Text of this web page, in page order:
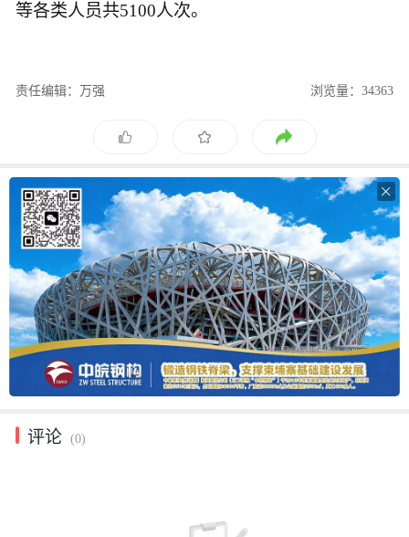
等各类人员共5100人次。
责任编辑：万强 浏览量：34363

评论 (0)